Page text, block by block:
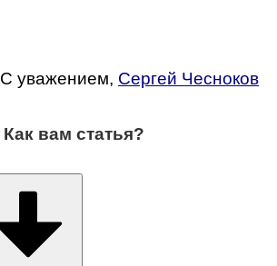
С уважением, Сергей Чесноков
Как вам статья?